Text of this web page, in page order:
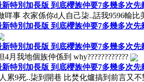
新特別加長版 到底櫻族仲要7多幾多次先
咩事 衣家係你d人自己柒..話我9596輸
新特別加長版 到底櫻族仲要7多幾多次先
新特別加長版 到底櫻族仲要7多幾多次先
月我地個族仲係到 why????????????
新特別加長版 到底櫻族仲要7多幾多次先
累9死..柒到開巷 比焚化爐搞到前言又